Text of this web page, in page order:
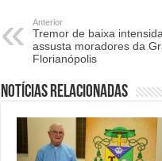
Anterior
Tremor de baixa
assusta moradores da
Florianópolis
Notícias relacionadas